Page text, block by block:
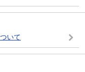
いて